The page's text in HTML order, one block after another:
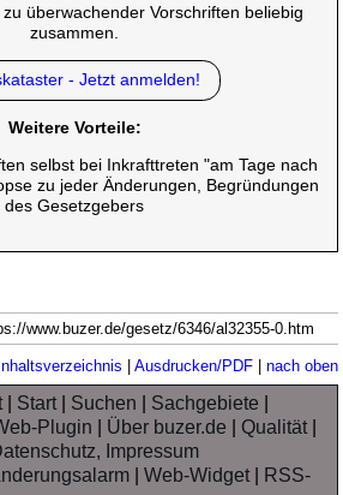
überwachender Vorschriften beliebig
zusammen.
- Jetzt anmelden!
Weitere Vorteile:
selbst bei Inkrafttreten "am Tage nach
zu jeder Änderungen, Begründungen
des Gesetzgebers
www.buzer.de/gesetz/6346/al32355-0.htm
Inhaltsverzeichnis Ausdrucken/PDF| nach oben
| Start| Suchen Sachgebiete
Plugin Über buzer.de |Qualität|
Impressum
|Web-Widget|
RSS-